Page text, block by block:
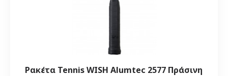
Ρακέτα Tennis WISH Alumtec 2577 Πράσινη